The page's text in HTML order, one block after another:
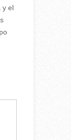
y el